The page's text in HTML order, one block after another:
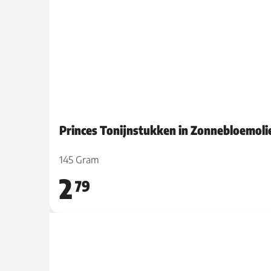
Princes Tonijnstukken in
145 Gram
279